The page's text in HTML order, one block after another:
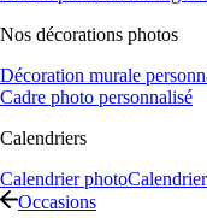
Nos décorations photos
Décoration murale
Cadre photo personnalisé
Calendriers
Calendrier photo
Occasions